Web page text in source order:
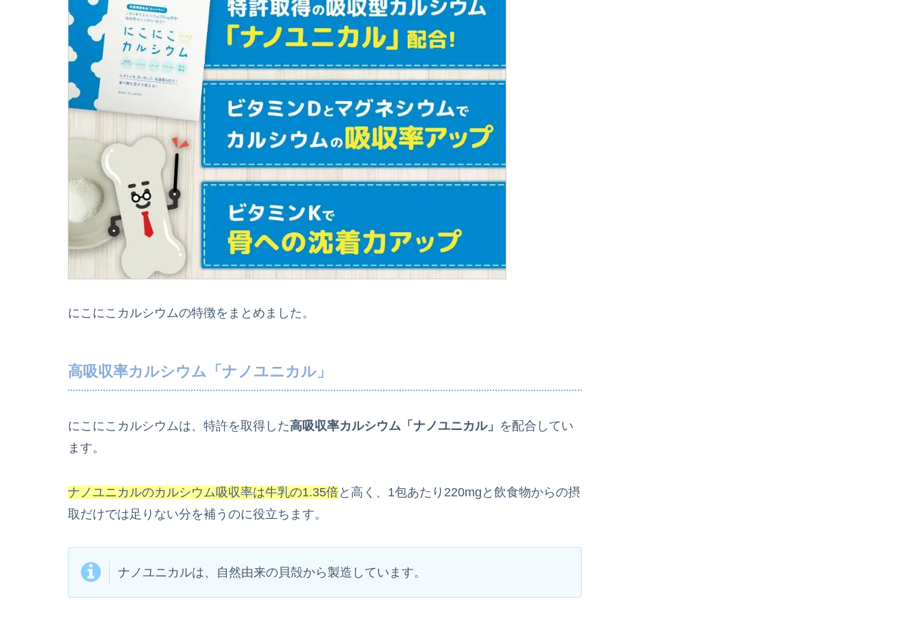
にこにこカルシウムの特徴をまとめました。
高吸収率カルシウム「ナノユニカル」
にこにこカルシウムは、特許を取得した高吸収率カルシウム「ナノユニカル」 を配合してい
ます。
ナノユニカルのカルシウム吸収率は牛乳の1.35倍と高く、1包あたり220mgと飲食物からの摂
取だけでは足りない分を補うのに役立ちます。
ナノユニカルは、自然由来の貝殻から製造しています。